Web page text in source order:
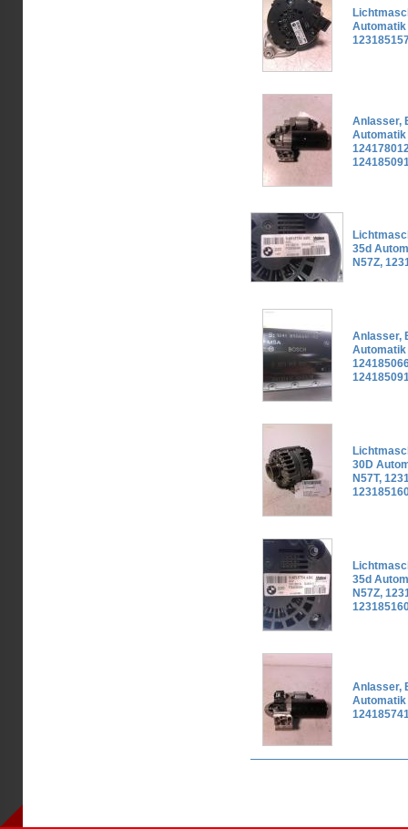
Automatik
Anlasser,
Automatik
35d
N57Z,
Anlasser,
Automatik
30D
N57T,
35d
N57Z,
Anlasser,
Automatik